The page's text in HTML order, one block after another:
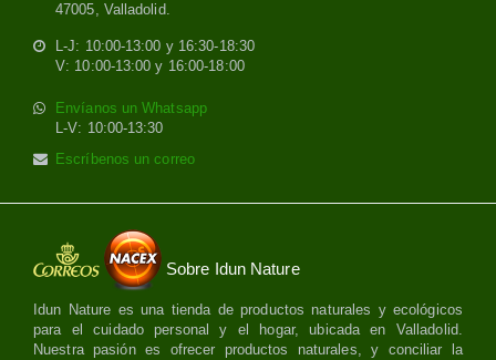
47005, Valladolid.
L-J: 10:00-13:00 y 16:30-18:30
V: 10:00-13:00 y 16:00-18:00
Envíanos un Whatsapp
L-V: 10:00-13:30
Escríbenos un correo
Sobre Idun Nature
Idun Nature es una tienda de productos naturales y ecológicos
para el cuidado personal y el hogar, ubicada en Valladolid.
Nuestra pasión es ofrecer productos naturales, y conciliar la